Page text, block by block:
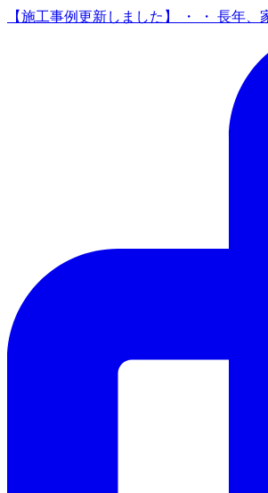
【施工事例更新しました】 ・ ・ 長年